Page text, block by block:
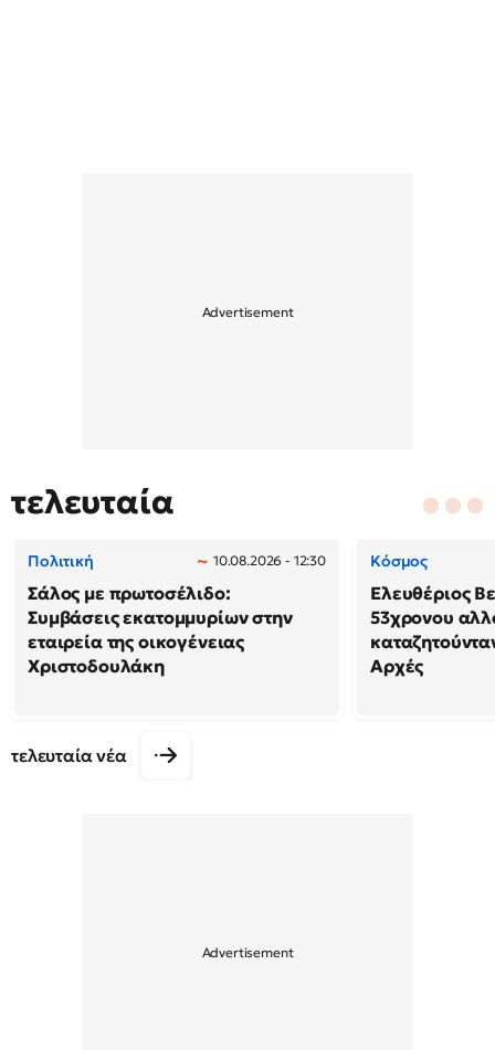
τελευταία
Πολιτική 10.08.2026 - 12:30
Σάλος με πρωτοσέλιδο:
Συμβάσεις εκατομμυρίων στην
εταιρεία της οικογένειας
Χριστοδουλάκη
Κόσμος
Ελευθέριος
53χρονου
Αρχές
τελευταία νέα